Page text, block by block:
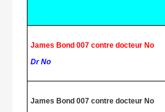
James Bond 007 contre docteur No
Dr No
James Bond 007 contre docteur No